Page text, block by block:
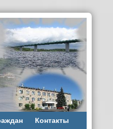
Контакты